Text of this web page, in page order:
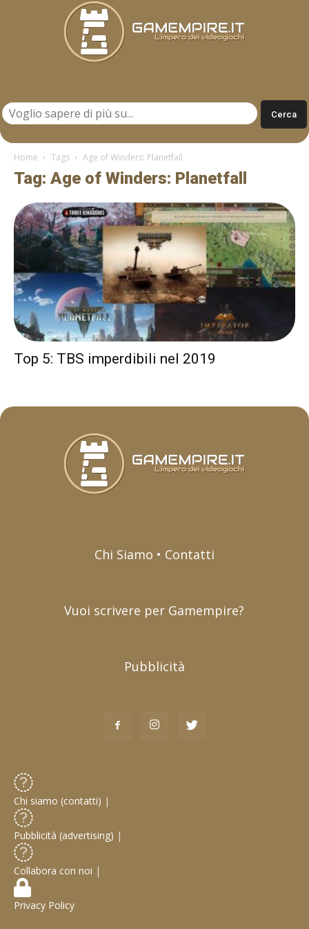
Home Tags Age of Winders: Planetfall
Tag: Age of Winders: Planetfall
Top 5: TBS imperdibili nel 2019
Chi Siamo • Contatti
Vuoi scrivere per Gamempire?
Pubblicità
Chi siamo (contatti) |
Pubblicità (advertising) |
Collabora con noi |
Privacy Policy